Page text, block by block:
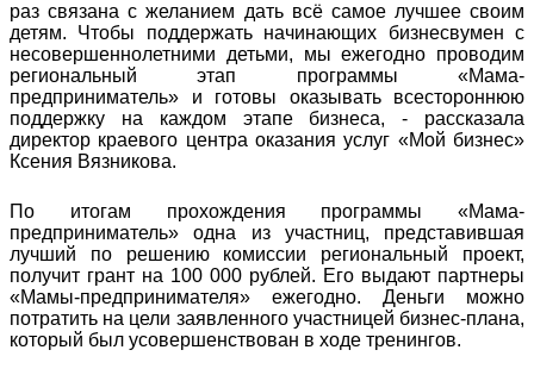
раз связана с желанием дать всё самое лучшее своим
детям. Чтобы поддержать начинающих бизнесвумен с
несовершеннолетними детьми, мы ежегодно проводим
региональный этап программы «Мама-
предприниматель» и готовы оказывать всестороннюю
поддержку на каждом этапе бизнеса, - рассказала
директор краевого центра оказания услуг «Мой бизнес»
Ксения Вязникова.
По итогам прохождения программы «Мама-
предприниматель» одна из участниц, представившая
лучший по решению комиссии региональный проект,
получит грант на 100 000 рублей. Его выдают партнеры
«Мамы-предпринимателя» ежегодно. Деньги можно
потратить на цели заявленного участницей бизнес-плана,
который был усовершенствован в ходе тренингов.